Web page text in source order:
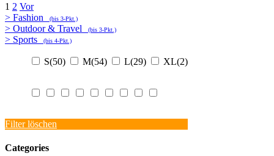
1 2 Vor
> Fashion (bis 3-Pkt.)
> Outdoor & Travel (bis 3-Pkt.)
> Sports (bis 4-Pkt.)
S(50) M(54) L(29) XL(2)
Filter löschen
Categories